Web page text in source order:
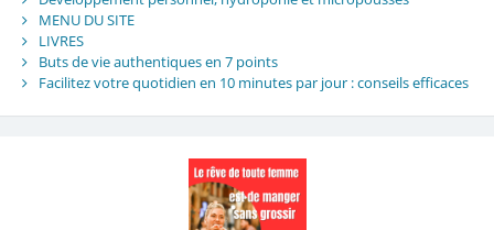
MENU DU SITE
LIVRES
Buts de vie authentiques en 7 points
Facilitez votre quotidien en 10 minutes par jour : conseils efficaces